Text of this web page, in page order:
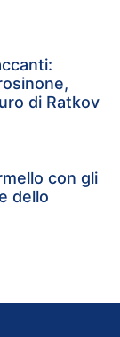
di Ratkov
con gli
dello